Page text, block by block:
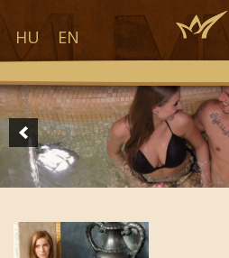
HU EN